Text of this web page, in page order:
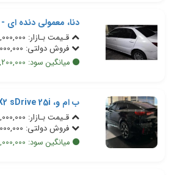
دنا، معمولی دنده ای -
قـیمت بـازار: 1,400,000,000 ت
فروش دولتی: 924,000,000 ت
میانگین سود: 333,200,000 ت
ب ام و، X2 sDrive 25i - مدل 2026
قـیمت بـازار: 25,000,000,000 ت
فروش دولتی: 16,500,000,000 ت
میانگین سود: 5,950,000,000 ت